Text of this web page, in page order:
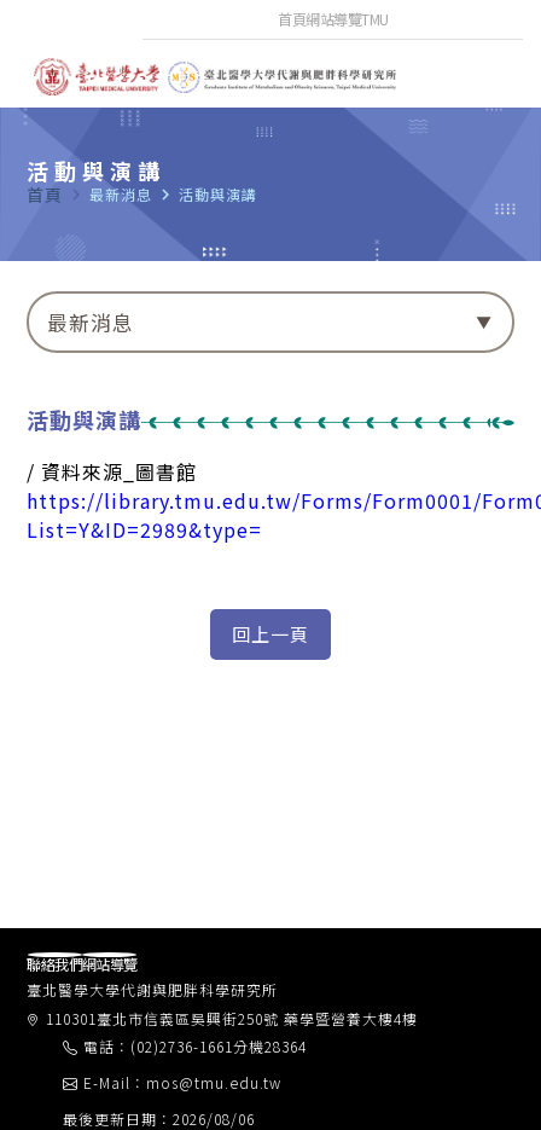
首頁網站導覽TMU
活動與演講
首頁 navigate_next 最新消息 navigate_next 活動與演講
最新消息
活動與演講
/ 資料來源_圖書館
https://library.tmu.edu.tw/Forms/Form0001/
List=Y&ID=2989&type=
臺北醫學大學代謝與肥胖科學研究所
110301臺北市信義區吳興街250號 藥學暨營養大樓4樓
電話：(02)2736-1661分機28364
E-Mail：mos@tmu.edu.tw
最後更新日期：2026/08/06
聯絡我們網站導覽